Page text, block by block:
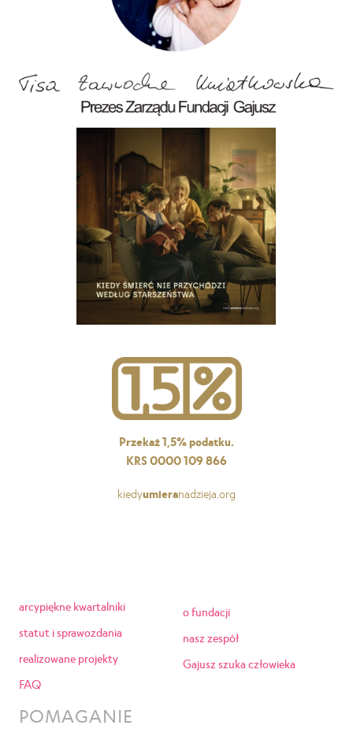
Przekaż 1,5% podatku.
KRS 0000 109 866
kiedyumieranadzieja.org
arcypiękne kwartalniki
statut i sprawozdania
realizowane projekty
FAQ
o fundacji
nasz zespół
Gajusz szuka człowieka
POMAGANIE